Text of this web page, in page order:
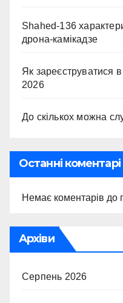
Shahed-136
дрона-камікадзе
Як зареєструватися в
2026
До скількох можна
Останні коментарі
Немає коментарів до
Архіви
Серпень 2026